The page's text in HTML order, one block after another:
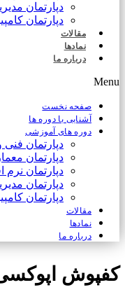
دپارتمان
دپارتمان
مقالات
نمادها
درباره ما
Menu
صفحه نخست
آشنایی با دوره ها
دوره های آموزشی
دپارتمان فنی
دپارتمان
دپارتمان نرم
دپارتمان
دپارتمان
مقالات
نمادها
درباره ما
کفپوش